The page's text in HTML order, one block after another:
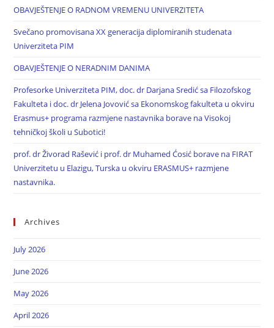
OBAVJEŠTENJE O RADNOM VREMENU UNIVERZITETA
Svečano promovisana XX generacija diplomiranih studenata
Univerziteta PIM
OBAVJEŠTENJE O NERADNIM DANIMA
Profesorke Univerziteta PIM, doc. dr Darjana Sredić sa Filozofskog
Fakulteta i doc. dr Jelena Jovović sa Ekonomskog fakulteta u okviru
Erasmus+ programa razmjene nastavnika borave na Visokoj
tehničkoj školi u Subotici!
prof. dr Živorad Rašević i prof. dr Muhamed Ćosić borave na FIRAT
Univerzitetu u Elazigu, Turska u okviru ERASMUS+ razmjene
nastavnika.
Archives
July 2026
June 2026
May 2026
April 2026